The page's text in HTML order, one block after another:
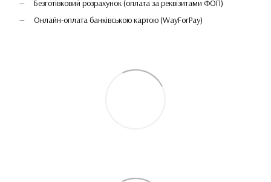
Безготівковий розрахунок (оплата за реквізитами ФОП)
Онлайн-оплата банківською картою (WayForPay)